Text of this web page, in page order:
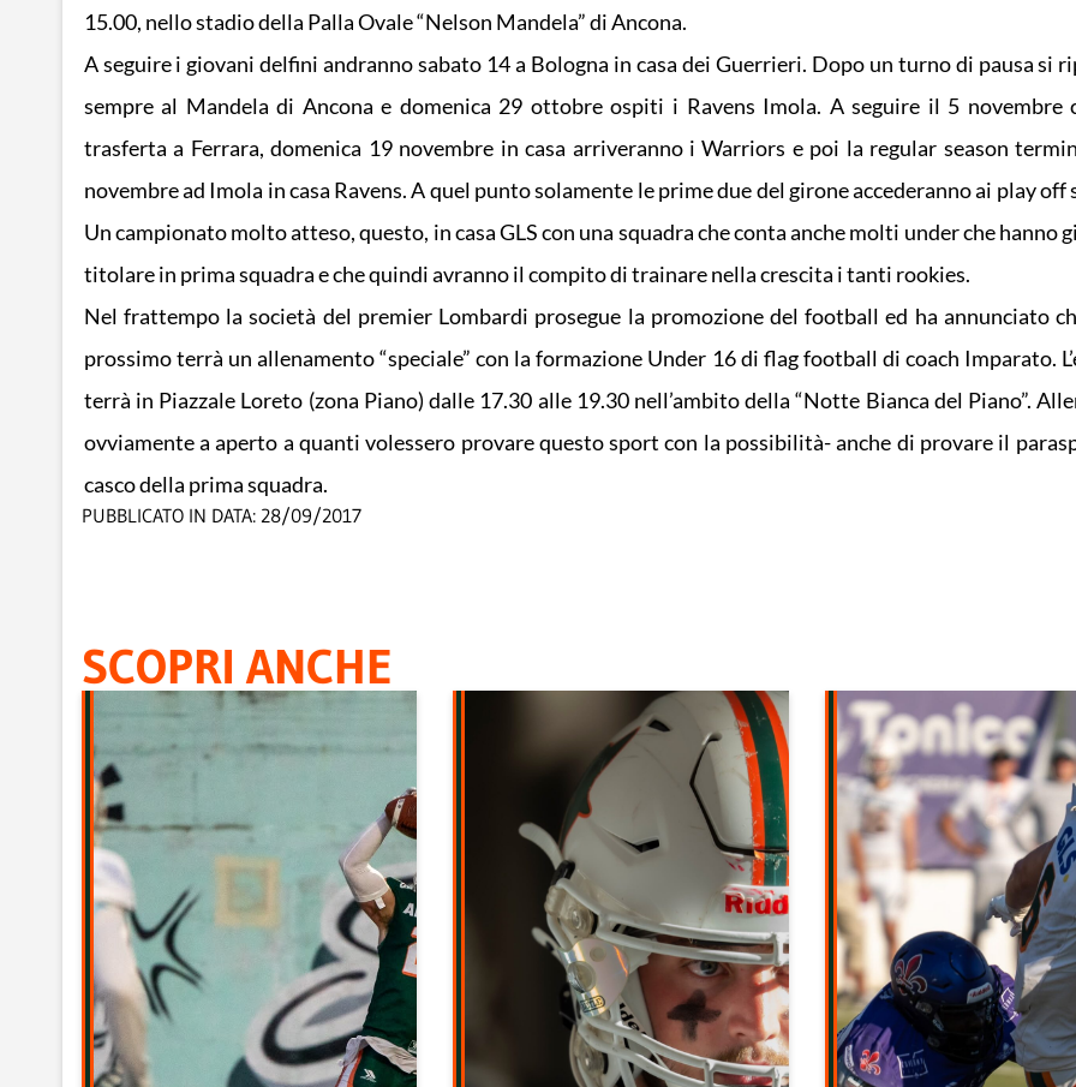
15.00, nello stadio della Palla Ovale “Nelson Mandela” di Ancona.
A seguire i giovani delfini andranno sabato 14 a Bologna in casa dei Guerrieri. Dopo un turno di pausa si
sempre al Mandela di Ancona e domenica 29 ottobre ospiti i Ravens Imola. A seguire il 5 novembre
trasferta a Ferrara, domenica 19 novembre in casa arriveranno i Warriors e poi la regular season
novembre ad Imola in casa Ravens. A quel punto solamente le prime due del girone accederanno ai play off
Un campionato molto atteso, questo, in casa GLS con una squadra che conta anche molti under che hanno
titolare in prima squadra e che quindi avranno il compito di trainare nella crescita i tanti rookies.
Nel frattempo la società del premier Lombardi prosegue la promozione del football ed ha annunciato
prossimo terrà un allenamento “speciale” con la formazione Under 16 di flag football di coach Imparato.
terrà in Piazzale Loreto (zona Piano) dalle 17.30 alle 19.30 nell’ambito della “Notte Bianca del Piano”.
ovviamente a aperto a quanti volessero provare questo sport con la possibilità- anche di provare il
casco della prima squadra.
PUBBLICATO IN DATA: 28/09/2017
SCOPRI ANCHE